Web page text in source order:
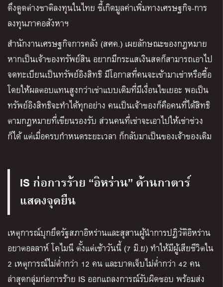
ดึงดูดต่างชาติลงทุนในไทย ชี้เกิดมูลค่าเพิ่มทางเศรษฐกิจ-การ
ลงทุนภาคอสังหาฯ
สำนักงานเศรษฐกิจการคลัง (สศค.) เผยลักษณะของกฎหมาย
หากเป็นเจ้าของทรัพย์สิน อยากมีกระแสเงินสดก็สามารถเอาไป
จดทะเบียนเป็นทรัพย์อิงสิทธิ มีโอกาสที่คนจะเข้ามาเช่าหรือซื้อ
โดยให้ผลตอบแทนสูงกว่าเช่าแบบเดิมที่มีเงื่อนไขเยอะ พอเป็น
ทรัพย์อิงสิทธิจะทำได้ทุกอย่าง คนเป็นเจ้าของก็คือคนที่ได้สิทธิ
ตามกฎหมายที่เขียนรองรับ ส่วนคนที่เช่าจะเอาไปให้เช่าช่วง
ก็ได้ แต่เมื่อครบกำหนดระยะเวลา ก็กลับมาเป็นของเจ้าของเดิม
IS ก่อการร้าย “อิหร่าน” ด้านกาตาร์
แสดงจุดยืน
เหตุการณ์บุกยึดรัฐสภาอิหร่านและสุสานผู้นำการปฎิวัติอิหร่าน
อยาตอลลาห์ โคไมนี ตั้งแต่เช้าวันนี้ (7 มิ.ย) ทำให้มีผู้เสียชีวิตใน
2 เหตุการณ์ไม่ต่ำกว่า 12 คน และบาดเจ็บไม่ต่ำกว่า 42 คน
ล่าสุดกลุ่มก่อการร้าย IS ออกแถลงการณ์รับผิดชอบ พร้อมส่ง